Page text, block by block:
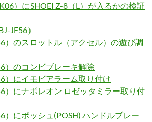
）にSHOEI Z-8（L）が入るかの検証
JF56）
）のスロットル（アクセル）の遊び調
）のコンビブレーキ解除
）にイモビアラーム取り付け
）にナポレオン ロゼッタミラー取り付
）にポッシュ(POSH) ハンドルブレー